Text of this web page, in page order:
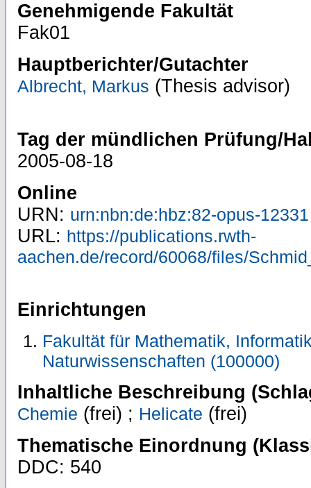
Genehmigende Fakultät
Fak01
Hauptberichter/Gutachter
Albrecht, Markus (Thesis advisor)
Tag der mündlichen Prüfung/
2005-08-18
Online
URN: urn:nbn:de:hbz:82-opus-12331
URL: https://publications.rwth-
aachen.de/record/60068/files/
Einrichtungen
Fakultät für Mathematik,
Naturwissenschaften (100000)
Inhaltliche Beschreibung
Chemie (frei) ; Helicate (frei)
Thematische Einordnung
DDC: 540